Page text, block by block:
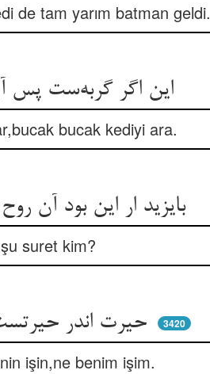
de tam yarım batman geldi.
bucak kediyi ara.
بایزید ار این بود آن روح چیست ** ور وی آن روحست این تصویر کیست
suret kim?
حیرت اندر حیرتست ای یار من ** این نه کار تست و نه هم کار من 3420
işin,ne benim işim.